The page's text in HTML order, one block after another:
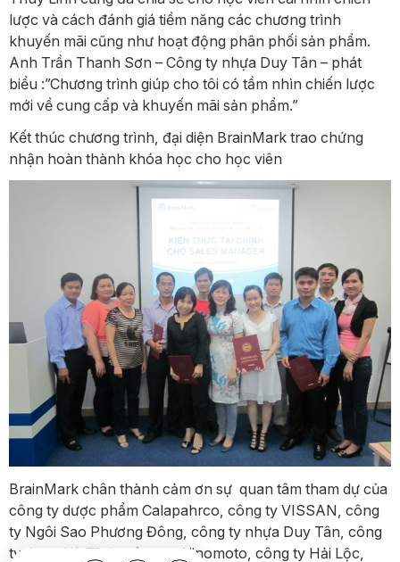
lược và cách đánh giá tiềm năng các chương trình
khuyến mãi cũng như hoạt động phân phối sản phẩm.
Anh Trần Thanh Sơn – Công ty nhựa Duy Tân – phát
biểu :”Chương trình giúp cho tôi có tầm nhìn chiến lược
mới về cung cấp và khuyến mãi sản phẩm.”
Kết thúc chương trình, đại diện BrainMark trao chứng
nhận hoàn thành khóa học cho học viên
BrainMark chân thành cảm ơn sự quan tâm tham dự của
công ty dược phẩm Calapahrco, công ty VISSAN, công
ty Ngôi Sao Phương Đông, công ty nhựa Duy Tân, công
ty dược Hà Tĩnh, công ty Ajinomoto, công ty Hải Lộc,